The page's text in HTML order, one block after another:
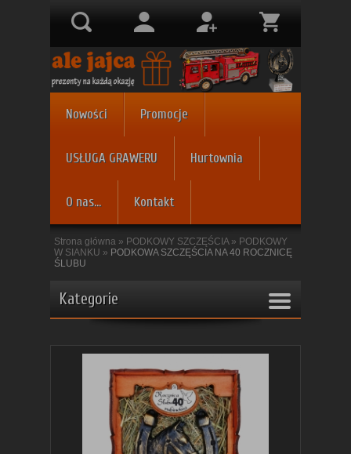
Nowości Promocje
USŁUGA GRAWERU Hurtownia
O nas... Kontakt
Strona główna » PODKOWY SZCZĘŚCIA» PODKOWY
W SIANKU » PODKOWA SZCZĘŚCIA NA 40 ROCZNICĘ
ŚLUBU
Kategorie